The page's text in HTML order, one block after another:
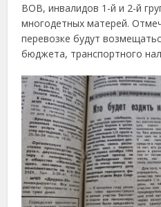
ВОВ, инвалидов 1-й и 2-й
многодетных матерей.
перевозке будут
бюджета, транспортного